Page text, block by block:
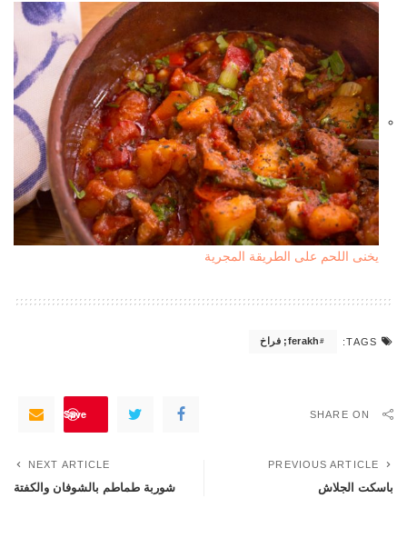
يخنى اللحم على الطريقة المجرية
TAGS: ferakh; فراخ
SHARE ON
Save
PREVIOUS ARTICLE
باسكت الجلاش
NEXT ARTICLE
شوربة طماطم بالشوفان والكفتة